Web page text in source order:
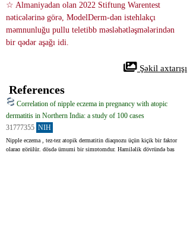
☆ Almaniyadan olan 2022 Stiftung Warentest
nəticələrinə görə, ModelDerm-dən istehlakçı
məmnunluğu pullu teletibb məsləhətləşmələrindən
bir qədər aşağı idi.
Şəkil axtarışı
References
Correlation of nipple eczema in pregnancy with atopic
dermatitis in Northern India: a study of 100 cases
31777355 NIH
Nipple eczema , tez-tez atopik dermatitin diaqnozu üçün kiçik bir faktor
olaraq görülür, döşdə ümumi bir simptomdur. Hamiləlik dövründə baş